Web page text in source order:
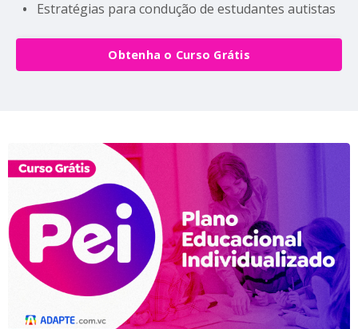
• Estratégias para condução de estudantes autistas
Obtenha o Curso Grátis